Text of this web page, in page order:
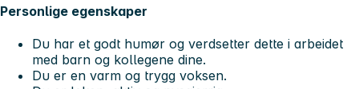
Personlige egenskaper
Du har et godt humør og verdsetter dette i arbeidet
med barn og kollegene dine.
Du er en varm og trygg voksen.